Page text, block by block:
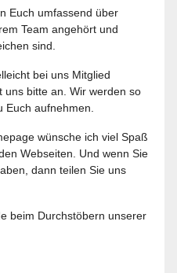
Euch umfassend über
Team angehört und
sind.
bei uns Mitglied
uns bitte an. Wir werden so
Euch aufnehmen.
wünsche ich viel Spaß
Webseiten. Und wenn Sie
dann teilen Sie uns
beim Durchstöbern unserer